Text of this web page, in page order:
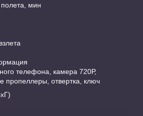
мин
телефона, камера 720Р,
пропеллеры, отвертка, ключ